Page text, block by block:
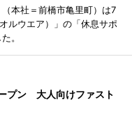
本社＝前橋市亀里町）は7
ルウエア）」の「休息サポ
。
プン 大人向けファスト